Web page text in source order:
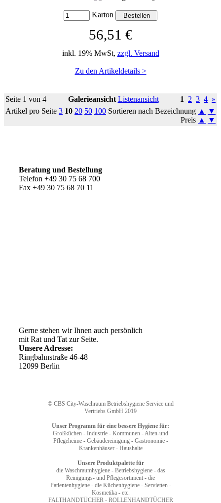
Karton
56,51 €
inkl. 19% MwSt, zzgl. Versand
Zu den Artikeldetails >
Seite 1 von 4 1 2 3 4 »
Galerieansicht Listenansicht
Artikel pro Seite 3 10 20 50 100 Sortieren nach Bezeichnung ▲
▼
Preis ▲ ▼
Beratung und Bestellung
Telefon +49 30 75 68 700
Fax +49 30 75 68 70 11
Gerne stehen wir Ihnen auch persönlich
mit Rat und Tat zur Seite.
Unsere Adresse:
Ringbahnstraße 46-48
12099 Berlin
© CBS City-Waschraum Betriebshygiene Service und
Vertriebs GmbH 2019
Unser Programm für eine bessere Hygiene für:
Großküchen - Industrie - Kommunen - Alten-und
Pflegeheime - Gebäudereinigung - Gastronomie -
Krankenhäuser - Haushalte
Unsere Produktpalette für
die Waschraumhygiene - Betriebshygiene - das
Reinigungs- und Pflegesortiment - die
Patientenhygiene - die Küchenhygiene - Servietten -
Kosmetika - etc.
FALTHANDTÜCHER - ROLLENHANDTÜCHER